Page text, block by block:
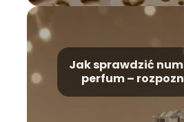
Jak sprawdzić
perfum –